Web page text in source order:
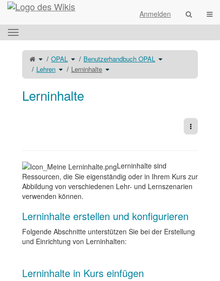
Startseite
Anmelden
Das
horizontale
Menü
umschalten.
Schalte
denübergeordneten
Baum
von
Lerninhalte
um.
OPAL Schalte
denVerzeichnisbaum
unter
OPAL
um.
Benutzerhandbuch OPAL Schalte
den
um.
Lehren Schalte
denVerzeichnisbaum
unter
Lehren
Lerninhalte Schalte
den
unter
Lerninhalte
Lerninhalte
Weitere
Lerninhalte sind
Ressourcen, die Sie eigenständig oder in Ihrem Kurs zur
Abbildung von verschiedenen Lehr- und Lernszenarien
verwenden können.
Lerninhalte erstellen und konfigurieren
Folgende Abschnitte unterstützen Sie bei der Erstellung
und Einrichtung von Lerninhalten:
Lerninhalte in Kurs einfügen